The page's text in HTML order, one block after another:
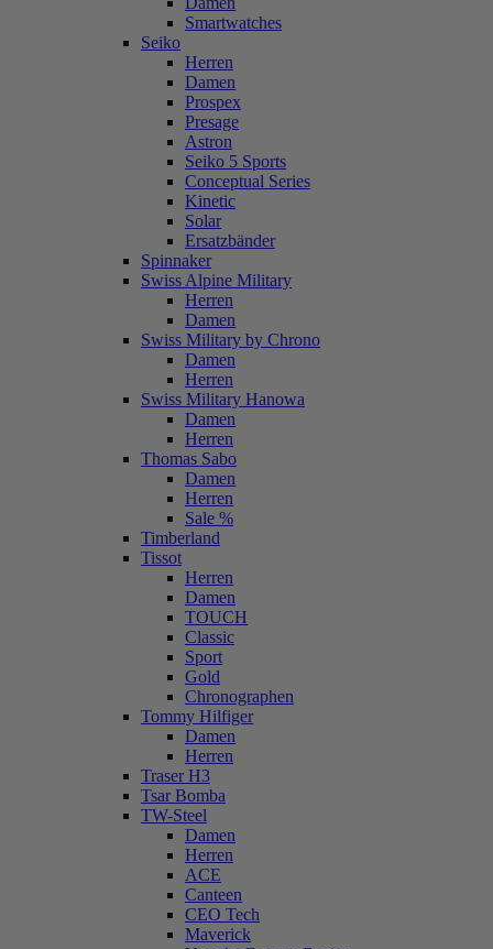
Smartwatches
Seiko
Herren
Damen
Prospex
Presage
Astron
Seiko 5 Sports
Conceptual Series
Kinetic
Solar
Ersatzbänder
Spinnaker
Swiss Alpine Military
Herren
Damen
Swiss Military by Chrono
Damen
Herren
Swiss Military Hanowa
Damen
Herren
Thomas Sabo
Damen
Herren
Sale %
Timberland
Tissot
Herren
Damen
TOUCH
Classic
Sport
Gold
Chronographen
Tommy Hilfiger
Damen
Herren
Traser H3
Tsar Bomba
TW-Steel
Damen
Herren
ACE
Canteen
CEO Tech
Maverick